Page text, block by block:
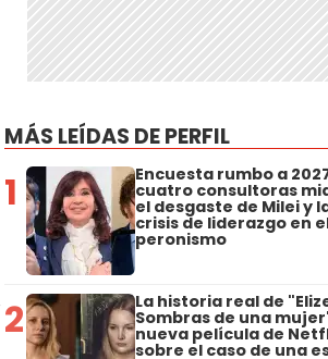
MÁS LEÍDAS DE PERFIL
1 Encuesta rumbo a
cuatro consultoras
el desgaste de Milei y
crisis de liderazgo en
peronismo
2 La historia real de
Sombras de una
nueva película de
sobre el caso de una